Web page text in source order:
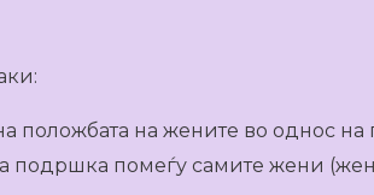
положбата на жените во однос
подршка помеѓу самите жени